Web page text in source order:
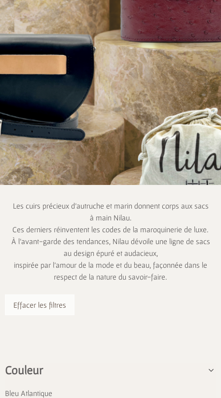
Les cuirs précieux d’autruche et marin donnent corps aux sacs
à main Nilau.
Ces derniers réinventent les codes de la maroquinerie de luxe.
À l’avant-garde des tendances, Nilau dévoile une ligne de sacs
au design épuré et audacieux,
inspirée par l’amour de la mode et du beau, façonnée dans le
respect de la nature du savoir-faire.
Effacer les filtres
Couleur
Bleu Atlantique